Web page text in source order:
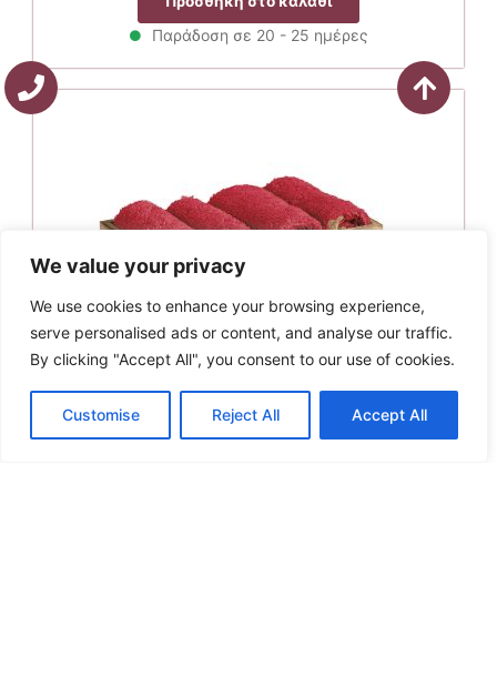
We value your privacy
We use cookies to enhance your browsing experience,
serve personalised ads or content, and analyse our traffic.
By clicking "Accept All", you consent to our use of cookies.
Customise Reject All Accept All
was:
9.90€.
τιμή
είναι:
7.90€.
Παράδοση σε 20 - 25 ημέρες